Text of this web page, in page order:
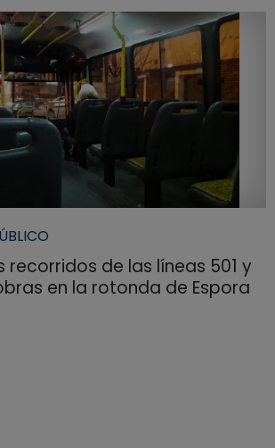
recorridos de las líneas 501 y
en la rotonda de Espora